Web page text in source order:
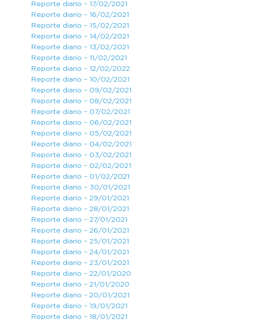
Reporte diario – 17/02/2021
Reporte diario – 16/02/2021
Reporte diario – 15/02/2021
Reporte diario – 14/02/2021
Reporte diario – 13/02/2021
Reporte diario – 11/02/2021
Reporte diario – 12/02/2022
Reporte diario – 10/02/2021
Reporte diario – 09/02/2021
Reporte diario – 08/02/2021
Reporte diario – 07/02/2021
Reporte diario – 06/02/2021
Reporte diario – 05/02/2021
Reporte diario – 04/02/2021
Reporte diario – 03/02/2021
Reporte diario – 02/02/2021
Reporte diario – 01/02/2021
Reporte diario – 30/01/2021
Reporte diario – 29/01/2021
Reporte diario – 28/01/2021
Reporte diario – 27/01/2021
Reporte diario – 26/01/2021
Reporte diario – 25/01/2021
Reporte diario – 24/01/2021
Reporte diario – 23/01/2021
Reporte diario – 22/01/2020
Reporte diario – 21/01/2020
Reporte diario – 20/01/2021
Reporte diario – 19/01/2021
Reporte diario – 18/01/2021